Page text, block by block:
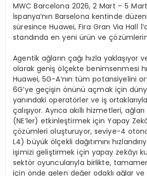
MWC Barcelona 2026, 2 Mart – 5
İspanya’nın Barselona kentinde
süresince Huawei, Fira Gran Via Hall
standında en yeni ürün ve
Agentik ağların çağı hızla yaklaşıyor
olarak geniş ölçekte benimsenmesi
Huawei, 5G-A’nın tüm potansiyelini
6G’ye geçişin önünü açmak için
yanındaki operatörler ve iş
çalışıyor. Ayrıca akıllı hizmetleri,
(NE’ler) etkinleştirmek için Yapay
çözümleri oluşturuyor, seviye-4
L4) büyük ölçekli dağıtımını
işimizi geliştirmek için yapay zekâyı
sektör oyuncularıyla birlikte,
için önde gelen değer odaklı ağlar